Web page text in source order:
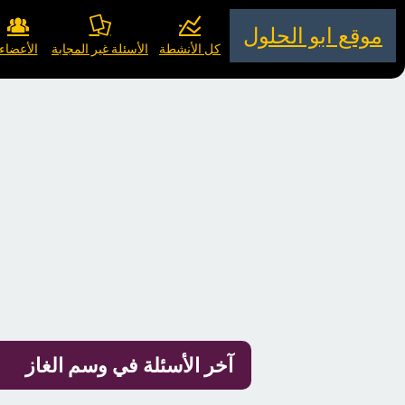
موقع ابو الحلول
كل الأنشطة الأسئلة غير المجابة الأعضاء
آخر الأسئلة في وسم الغاز